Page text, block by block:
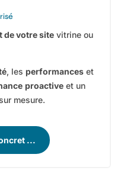
de votre site vitrine ou
, les performances et
proactive et un
mesure.
...